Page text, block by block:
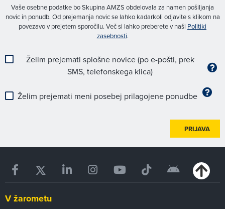
Vaše osebne podatke bo Skupina AMZS obdelovala za namen pošiljanja
novic in ponudb. Od prejemanja novic se lahko kadarkoli odjavite s klikom na
povezavo v prejetem sporočilu. Več si lahko preberete v naši Politiki
zasebnosti.
Želim prejemati splošne novice (po e-pošti, prek
SMS, telefonskega klica)
Želim prejemati meni posebej prilagojene ponudbe
PRIJAVA
V žarometu